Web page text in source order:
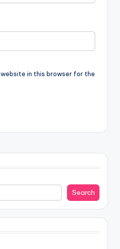
website in this browser for the
Search